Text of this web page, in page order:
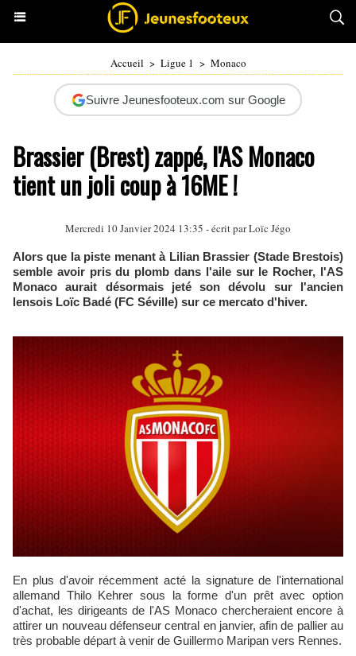
Accueil > Ligue 1 > Monaco
Suivre Jeunesfooteux.com sur Google
Brassier (Brest) zappé, l'AS Monaco
tient un joli coup à 16ME !
Mercredi 10 Janvier 2024 13:35 - écrit parLoïc Jégo
Alors que la piste menant à Lilian Brassier (Stade Brestois)
semble avoir pris du plomb dans l'aile sur le Rocher, l'AS
Monaco aurait désormais jeté son dévolu sur l'ancien
lensois Loïc Badé (FC Séville) sur ce mercato d'hiver.
En plus d'avoir récemment acté la signature de l'international
allemand Thilo Kehrer sous la forme d'un prêt avec option
d'achat, les dirigeants de l'AS Monaco chercheraient encore à
attirer un nouveau défenseur central en janvier, afin de pallier au
très probable départ à venir de Guillermo Maripan vers Rennes.